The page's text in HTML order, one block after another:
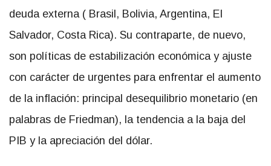
deuda externa ( Brasil, Bolivia, Argentina, El
Salvador, Costa Rica). Su contraparte, de nuevo,
son políticas de estabilización económica y ajuste
con carácter de urgentes para enfrentar el aumento
de la inflación: principal desequilibrio monetario (en
palabras de Friedman), la tendencia a la baja del
PIB y la apreciación del dólar.